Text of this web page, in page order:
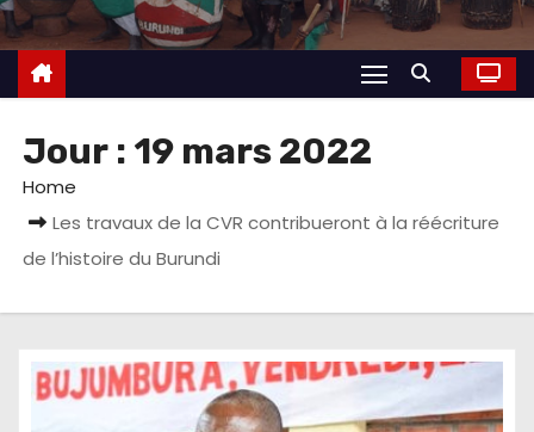
Jour : 19 mars 2022
Home
Les travaux de la CVR contribueront à la réécriture
de l’histoire du Burundi